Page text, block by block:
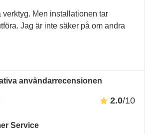
verktyg. Men installationen tar
Jag är inte säker på om andra
användarrecensionen
2.0/10
Service